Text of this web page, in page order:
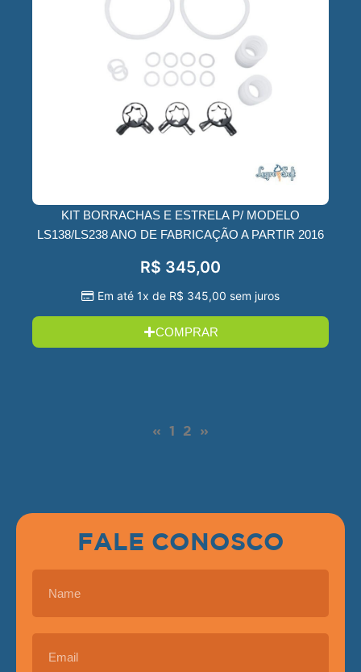
KIT BORRACHAS E ESTRELA P/ MODELO
LS138/LS238 ANO DE FABRICAÇÃO A PARTIR 2016
R$ 345,00
Em até 1x de R$ 345,00 sem juros
COMPRAR
« 1 2 »
FALE CONOSCO